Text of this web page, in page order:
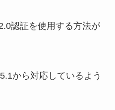
認証を使用する方法が
から対応しているよう